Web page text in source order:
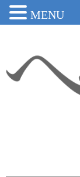
MENU